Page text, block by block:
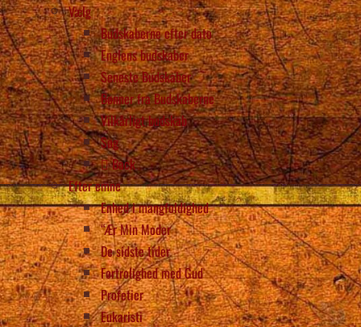
Vælg
Budskaberne efter dato
Englens budskaber
Seneste Budskaber
Bønner fra Budskaberne
Vilkårligt budskab
Søg
Back
Efter emne
Enhed i mangfoldighed
“Ær Min Moder
De sidste tider
Fortrolighed med Gud
Profetier
Eukaristi